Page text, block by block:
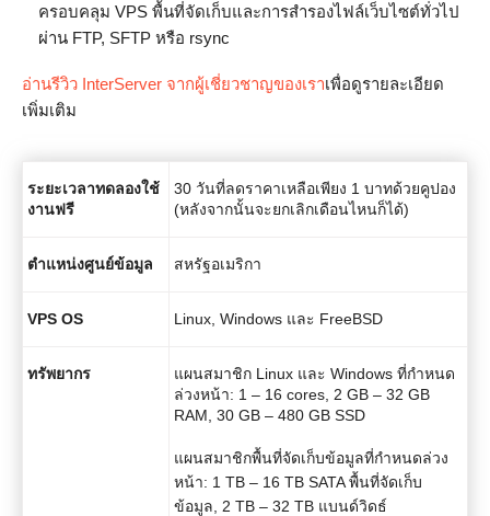
ครอบคลุม VPS พื้นที่จัดเก็บและการสำรองไฟล์เว็บไซต์ทั่วไป
ผ่าน FTP, SFTP หรือ rsync
อ่านรีวิว InterServer จากผู้เชี่ยวชาญของเราเพื่อดูรายละเอียด
เพิ่มเติม
ระยะเวลาทดลองใช้
งานฟรี
30 วันที่ลดราคาเหลือเพียง 1 บาทด้วยคูปอง
(หลังจากนั้นจะยกเลิกเดือนไหนก็ได้)
ตำแหน่งศูนย์ข้อมูล สหรัฐอเมริกา
VPS OS Linux, Windows และ FreeBSD
ทรัพยากร
แผนสมาชิก Linux และ Windows ที่กำหนด
ล่วงหน้า: 1 – 16 cores, 2 GB – 32 GB
RAM, 30 GB – 480 GB SSD
แผนสมาชิกพื้นที่จัดเก็บข้อมูลที่กำหนดล่วง
หน้า: 1 TB – 16 TB SATA พื้นที่จัดเก็บ
ข้อมูล, 2 TB – 32 TB แบนด์วิดธ์